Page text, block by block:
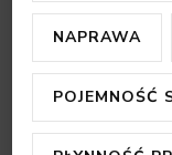
NAPRAWA
POJEMNOŚĆ